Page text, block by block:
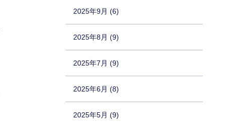
2025年9月 (6)
2025年8月 (9)
2025年7月 (9)
2025年6月 (8)
2025年5月 (9)